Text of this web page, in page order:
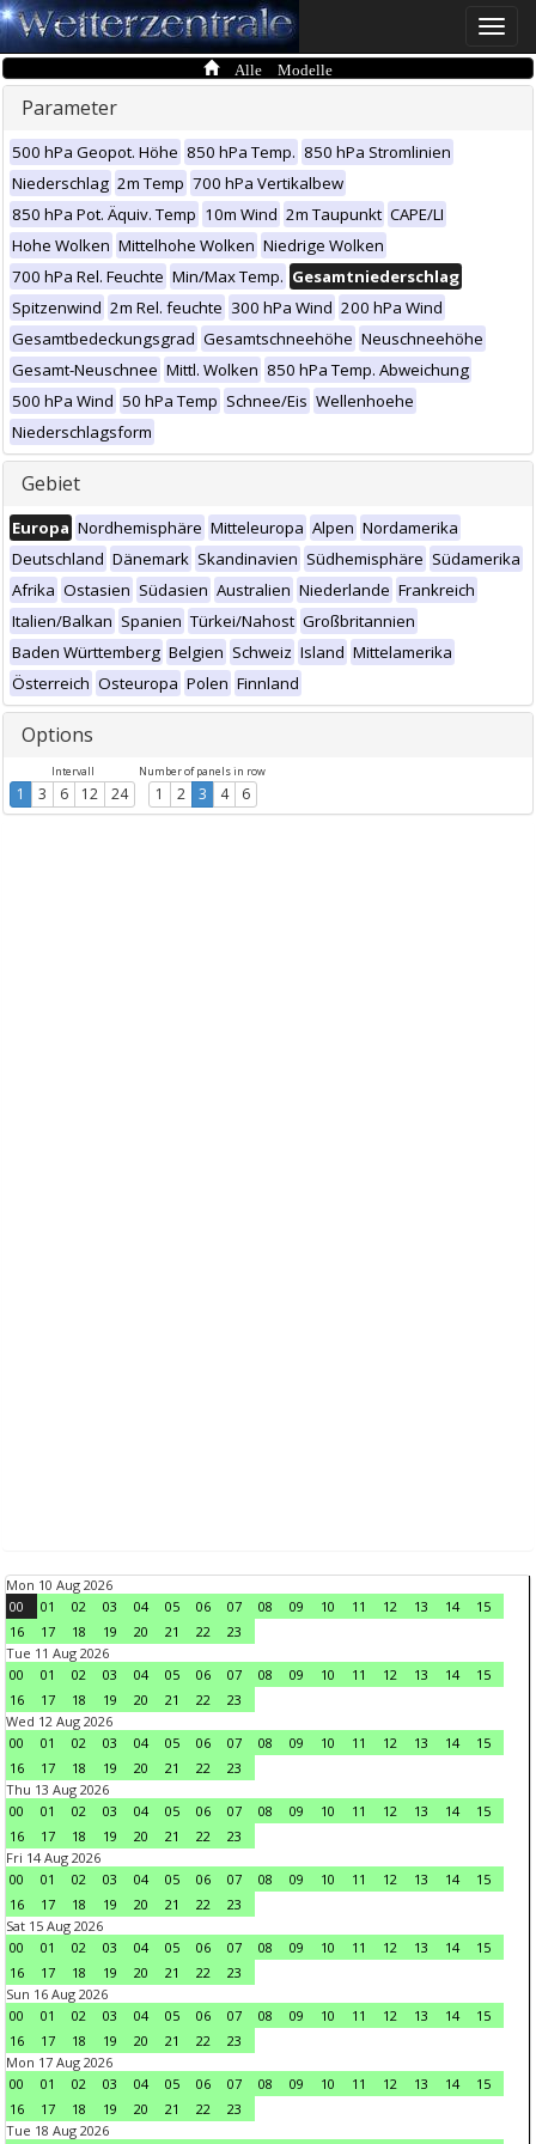
Toggle
Alle Modelle
Parameter
500 hPa Geopot. Höhe 850 hPa Temp. 850 hPa Stromlinien
Niederschlag 2m Temp 700 hPa Vertikalbew
850 hPa Pot. Äquiv. Temp 10m Wind 2m Taupunkt CAPE/LI
Hohe Wolken Mittelhohe Wolken Niedrige Wolken
700 hPa Rel. Feuchte Min/Max Temp. Gesamtniederschlag
Spitzenwind 2m Rel. feuchte 300 hPa Wind 200 hPa Wind
Gesamtbedeckungsgrad Gesamtschneehöhe Neuschneehöhe
Gesamt-Neuschnee Mittl. Wolken 850 hPa Temp. Abweichung
500 hPa Wind 50 hPa Temp Schnee/Eis Wellenhoehe
Niederschlagsform
Gebiet
Europa Nordhemisphäre Mitteleuropa Alpen Nordamerika
Deutschland Dänemark Skandinavien Südhemisphäre Südamerika
Afrika Ostasien Südasien Australien Niederlande Frankreich
Italien/Balkan Spanien Türkei/Nahost Großbritannien
Baden Württemberg Belgien Schweiz Island Mittelamerika
Österreich Osteuropa Polen Finnland
Options
Intervall
1 3 6 12 24
Number of panels in row
1 2 3 4 6
Mon 10 Aug 2026
00
01 02 03 04 05 06 07 08 09 10 11 12 13 14
15
16
17 18 19 20 21 22
23
Tue 11 Aug 2026
00
01 02 03 04 05 06 07 08 09 10 11 12 13 14
15
16
17 18 19 20 21 22
23
Wed 12 Aug 2026
00
01 02 03 04 05 06 07 08 09 10 11 12 13 14
15
16
17 18 19 20 21 22
23
Thu 13 Aug 2026
00
01 02 03 04 05 06 07 08 09 10 11 12 13 14
15
16
17 18 19 20 21 22
23
Fri 14 Aug 2026
00
01 02 03 04 05 06 07 08 09 10 11 12 13 14
15
16
17 18 19 20 21 22
23
Sat 15 Aug 2026
00
01 02 03 04 05 06 07 08 09 10 11 12 13 14
15
16
17 18 19 20 21 22
23
Sun 16 Aug 2026
00
01 02 03 04 05 06 07 08 09 10 11 12 13 14
15
16
17 18 19 20 21 22
23
Mon 17 Aug 2026
00
01 02 03 04 05 06 07 08 09 10 11 12 13 14
15
16
17 18 19 20 21 22
23
Tue 18 Aug 2026